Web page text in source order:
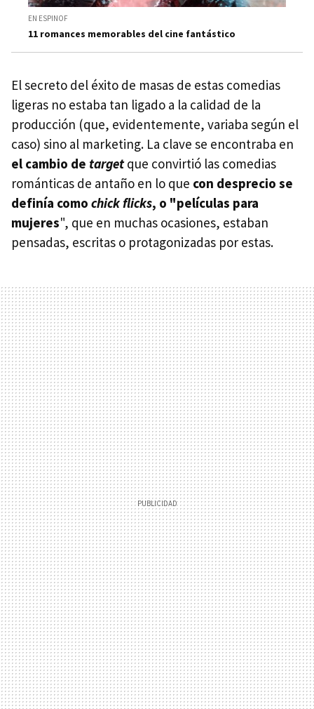
EN ESPINOF
11 romances memorables del cine fantástico
El secreto del éxito de masas de estas comedias
ligeras no estaba tan ligado a la calidad de la
producción (que, evidentemente, variaba según el
caso) sino al marketing. La clave se encontraba en
el cambio de targetque convirtió las comedias
románticas de antaño en lo que con desprecio se
definía como chick flicks, o "películas para
mujeres", que en muchas ocasiones, estaban
pensadas, escritas o protagonizadas por estas.